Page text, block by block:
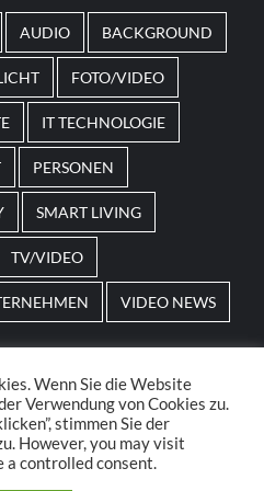
solche saisonalen Slots
oder besondere Events
AUDIO BACKGROUND
FOTO/VIDEO
IT TECHNOLOGIE
PERSONEN
SMART LIVING
TV/VIDEO
VIDEO NEWS
AGBs Datenschutz
Wenn Sie die Website
Verwendung von Cookies zu.
stimmen Sie der
However, you may visit
a controlled consent.